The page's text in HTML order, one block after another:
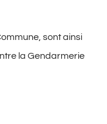
sont ainsi
la Gendarmerie